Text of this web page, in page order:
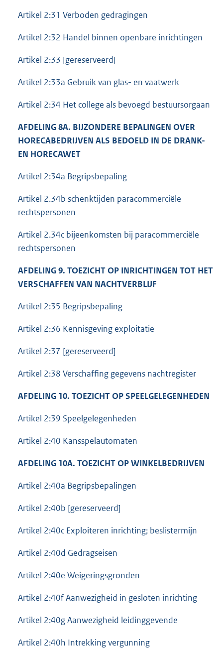
Artikel 2:31 Verboden gedragingen
Artikel 2:32 Handel binnen openbare inrichtingen
Artikel 2:33 [gereserveerd]
Artikel 2:33a Gebruik van glas- en vaatwerk
Artikel 2:34 Het college als bevoegd bestuursorgaan
AFDELING 8A. BIJZONDERE BEPALINGEN OVER
HORECABEDRIJVEN ALS BEDOELD IN DE DRANK-
EN HORECAWET
Artikel 2:34a Begripsbepaling
Artikel 2.34b schenktijden paracommerciële
rechtspersonen
Artikel 2.34c bijeenkomsten bij paracommerciële
rechtspersonen
AFDELING 9. TOEZICHT OP INRICHTINGEN TOT HET
VERSCHAFFEN VAN NACHTVERBLIJF
Artikel 2:35 Begripsbepaling
Artikel 2:36 Kennisgeving exploitatie
Artikel 2:37 [gereserveerd]
Artikel 2:38 Verschaffing gegevens nachtregister
AFDELING 10. TOEZICHT OP SPEELGELEGENHEDEN
Artikel 2:39 Speelgelegenheden
Artikel 2:40 Kansspelautomaten
AFDELING 10A. TOEZICHT OP WINKELBEDRIJVEN
Artikel 2:40a Begripsbepalingen
Artikel 2:40b [gereserveerd]
Artikel 2:40c Exploiteren inrichting; beslistermijn
Artikel 2:40d Gedragseisen
Artikel 2:40e Weigeringsgronden
Artikel 2:40f Aanwezigheid in gesloten inrichting
Artikel 2:40g Aanwezigheid leidinggevende
Artikel 2:40h Intrekking vergunning